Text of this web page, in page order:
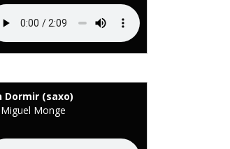
Dormir (saxo)
Monge